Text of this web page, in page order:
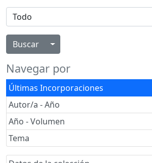
Alternar menú desplegable
Navegar por
Últimas Incorporaciones
Autor/a - Año
Año - Volumen
Tema